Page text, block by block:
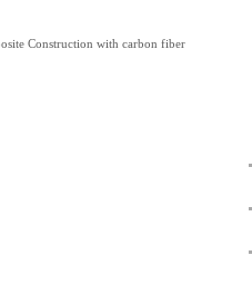
Construction with carbon fiber